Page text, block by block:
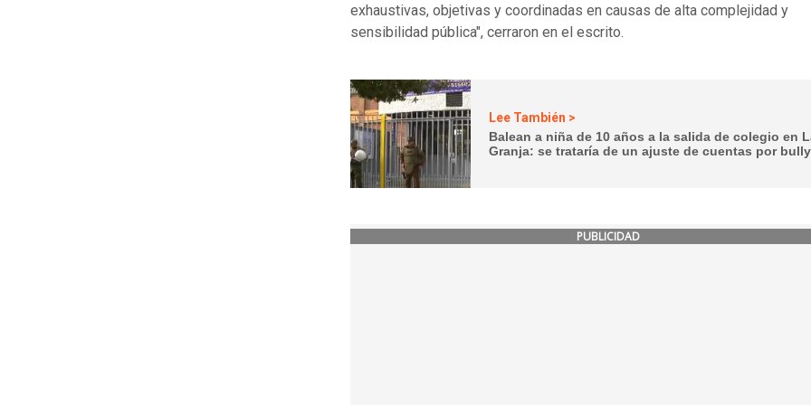
exhaustivas, objetivas y coordinadas en causas de alta complejidad y
sensibilidad pública", cerraron en el escrito.
Lee También >
Balean a niña de 10 años a la salida de colegio en
Granja: se trataría de un ajuste de cuentas por
PUBLICIDAD